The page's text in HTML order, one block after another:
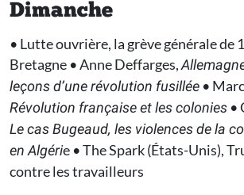
Dimanche
• Lutte ouvrière, la grève générale de
Bretagne • Anne Deffarges,
leçons d’une révolution fusillée •
Révolution française et les colonies •
Le cas Bugeaud, les violences de la
en Algérie • The Spark (États-Unis),
contre les travailleurs